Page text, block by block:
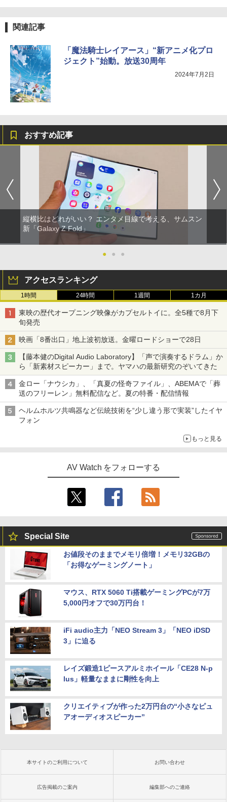
関連記事
「魔法騎士レイアース」“新アニメ化プロ
ジェクト”始動。放送30周年
2024年7月2日
おすすめ記事
縦横比はどれがいい？ エンタメ目線で考える、サムスン
新「Galaxy Z Fold」
● ● ●
アクセスランキング
1時間 24時間 1週間 1カ月
東映の歴代オープニング映像がカプセルトイに。全5種で8月下
旬発売
映画「8番出口」地上波初放送。金曜ロードショーで28日
【藤本健のDigital Audio Laboratory】「声で演奏するドラム」か
ら「新素材スピーカー」まで。ヤマハの最新研究のぞいてきた
金ロー「ナウシカ」、「真夏の怪奇ファイル」、ABEMAで「葬
送のフリーレン」無料配信など。夏の特番・配信情報
ヘルムホルツ共鳴器など伝統技術を“少し違う形で実装”したイヤ
フォン
もっと見る
AV Watch をフォローする
Special Site
お値段そのままでメモリ倍増！メモリ32GBの
「お得なゲーミングノート」
マウス、RTX 5060 Ti搭載ゲーミングPCが7万
5,000円オフで30万円台！
iFi audio主力「NEO Stream 3」「NEO iDSD
3」に迫る
レイズ鍛造1ピースアルミホイール「CE28 N-p
lus」軽量なままに剛性を向上
クリエイティブが作った2万円台の“小さなピュ
アオーディオスピーカー”
本サイトのご利用について お問い合わせ
広告掲載のご案内 編集部へのご連絡